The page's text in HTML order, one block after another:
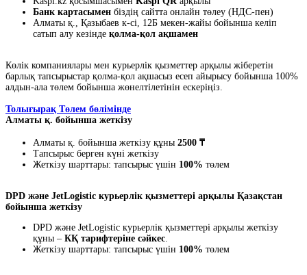
Банк картасымен біздің сайтта онлайн төлеу (НДС-пен)
Алматы қ., Қазыбаев к-сі, 12Б мекен-жайы бойынша келіп
сатып алу кезінде қолма-қол ақшамен
Көлік компаниялары мен курьерлік қызметтер арқылы жіберетін
барлық тапсырыстар қолма-қол ақшасыз есеп айырысу бойынша 100%
алдын-ала төлем бойынша жөнелтілетінін ескеріңіз.
Толығырақ Төлем бөлімінде
Алматы қ. бойынша жеткізу
Алматы қ. бойынша жеткізу құны 2500 ₸
Тапсырыс берген күні жеткізу
Жеткізу шарттары: тапсырыс үшін 100% төлем
DPD және JetLogistic курьерлік қызметтері арқылы Қазақстан
бойынша жеткізу
DPD және JetLogistic курьерлік қызметтері арқылы жеткізу
құны – КҚ тарифтеріне сәйкес.
Жеткізу шарттары: тапсырыс үшін 100% төлем